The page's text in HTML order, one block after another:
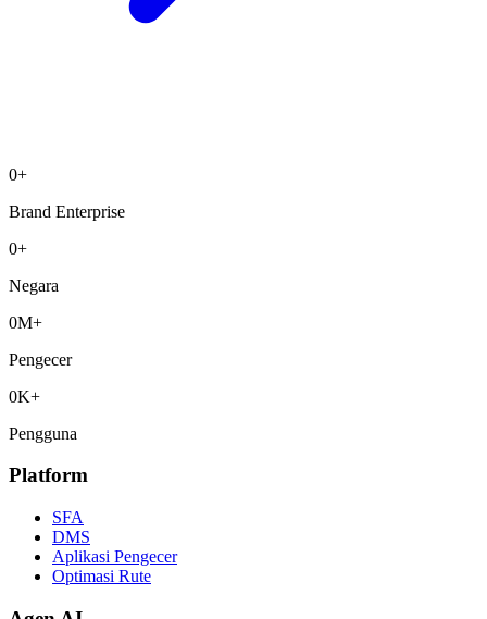
0+
Brand Enterprise
0+
Negara
0M+
Pengecer
0K+
Pengguna
Platform
SFA
DMS
Aplikasi Pengecer
Optimasi Rute